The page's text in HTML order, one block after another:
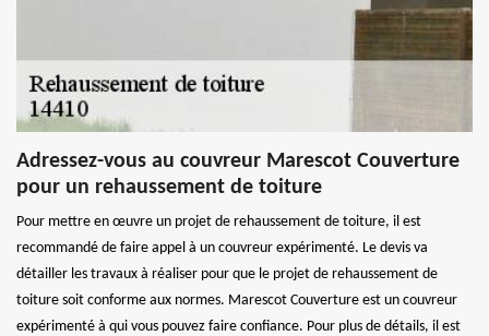
Adressez-vous au couvreur Marescot Couverture
pour un rehaussement de toiture
Pour mettre en œuvre un projet de rehaussement de toiture, il est
recommandé de faire appel à un couvreur expérimenté. Le devis va
détailler les travaux à réaliser pour que le projet de rehaussement de
toiture soit conforme aux normes. Marescot Couverture est un couvreur
expérimenté à qui vous pouvez faire confiance. Pour plus de détails, il est